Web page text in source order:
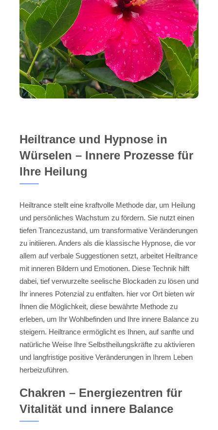
Heiltrance und Hypnose in
Würselen – Innere Prozesse für
Ihre Heilung
Heiltrance stellt eine kraftvolle Methode dar, um Heilung
und persönliches Wachstum zu fördern. Sie nutzt einen
tiefen Trancezustand, um transformative Veränderungen
zu initiieren. Anders als die klassische Hypnose, die vor
allem auf verbale Suggestionen setzt, arbeitet Heiltrance
mit inneren Bildern und Emotionen. Diese Technik hilft
dabei, tief verwurzelte seelische Blockaden zu lösen und
Ihr inneres Potenzial zu entfalten. hier vor Ort bieten wir
Ihnen die Möglichkeit, diese bewährte Methode zu
erleben, um Ihr Wohlbefinden und Ihre innere Balance zu
steigern. Heiltrance ermöglicht es Ihnen, auf sanfte und
natürliche Weise Ihre Selbstheilungskräfte zu aktivieren
und langfristige positive Veränderungen in Ihrem Leben
herbeizuführen.
Chakren – Energiezentren für
Vitalität und innere Balance